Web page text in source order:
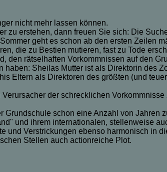
nicht mehr lassen können.
zu erstehen, dann freuen Sie sich: Die
geht es schon ab den ersten Zeilen
die zu Bestien mutieren, fast zu Tode
den rätselhaften Vorkommnissen auf den
Sheilas Mutter ist als Direktorin des
Eltern als Direktoren des größten (und
der schrecklichen
schon eine Anzahl von
und ihrem internationalen, stellenweise
und Verstrickungen ebenso harmonisch in
Stellen auch actionreiche Plot.